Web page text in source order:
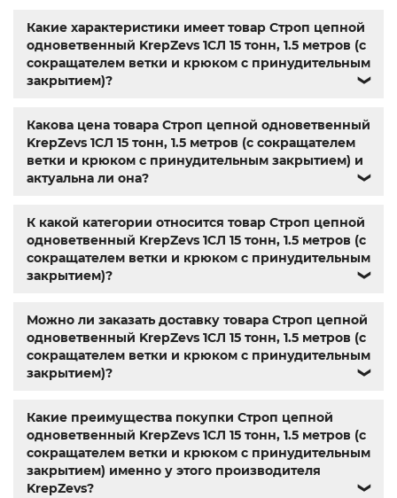
Мотор-редуктор 3МП,Мотор-редукторы МЧ, Крановые
редукторы Ц2,Name,din 603 ,din 7981,анкера,заклепки
резьбовая заклепка,заклепка алюминиевая,болт м3,
болт м8 под шестигранник
болт м8,
болт м 18,болт м9,болт м7 шаг 1,болт м14 1.5,болт м 9,
болт м 24,din 6325 ,din 6799,din 11024 ,din 6334,din 929
дин 912, метизы оптом,крепеж харьков ,магазин
крепежа харьков,крепежи магазин
болты гайки шайбы,болты госты,стопорные гайки,
магазин метизов киев,купить винты,болты с гайкой,
болт нержавійка,купить болт м8,болт м8 нержавейка
купить болт м 10
нержавейка ,болты киев
Какие характеристики имеет товар Строп цепной
одноветвенный KrepZevs 1СЛ 15 тонн, 1.5 метров (с
сокращателем ветки и крюком с принудительным
закрытием)?
❯
Какова цена товара Строп цепной одноветвенный
KrepZevs 1СЛ 15 тонн, 1.5 метров (с сокращателем
ветки и крюком с принудительным закрытием) и
актуальна ли она?
❯
К какой категории относится товар Строп цепной
одноветвенный KrepZevs 1СЛ 15 тонн, 1.5 метров (с
сокращателем ветки и крюком с принудительным
закрытием)?
❯
Можно ли заказать доставку товара Строп цепной
одноветвенный KrepZevs 1СЛ 15 тонн, 1.5 метров (с
сокращателем ветки и крюком с принудительным
закрытием)?
❯
Какие преимущества покупки Строп цепной
одноветвенный KrepZevs 1СЛ 15 тонн, 1.5 метров (с
сокращателем ветки и крюком с принудительным
закрытием) именно у этого производителя
KrepZevs?
❯